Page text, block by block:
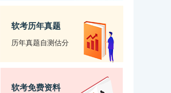
软考历年真题
历年真题自测估分
软考免费资料